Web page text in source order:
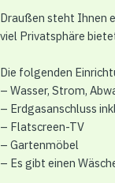
Draußen steht Ihnen
viel Privatsphäre
Die folgenden
– Wasser, Strom,
– Erdgasanschluss
– Flatscreen-TV
– Gartenmöbel
– Es gibt einen